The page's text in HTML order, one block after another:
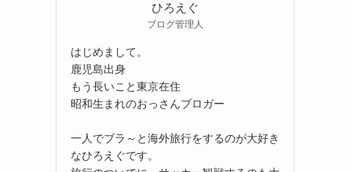
ひろえぐ
ブログ管理人
はじめまして。
鹿児島出身
もう長いこと東京在住
昭和生まれのおっさんブロガー
一人でブラ～と海外旅行をするのが大好き
なひろえぐです。